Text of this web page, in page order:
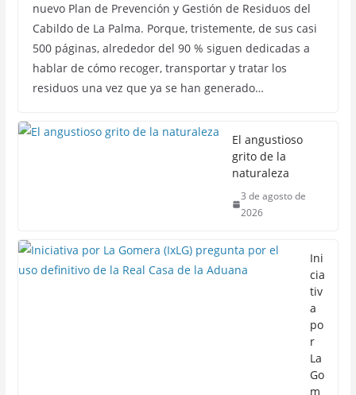
nuevo Plan de Prevención y Gestión de Residuos del
Cabildo de La Palma. Porque, tristemente, de sus casi
500 páginas, alrededor del 90 % siguen dedicadas a
hablar de cómo recoger, transportar y tratar los
residuos una vez que ya se han generado…
El angustioso
grito de la
naturaleza
3 de agosto de
2026
Ini
cia
tiv
a
po
r
La
Go
m